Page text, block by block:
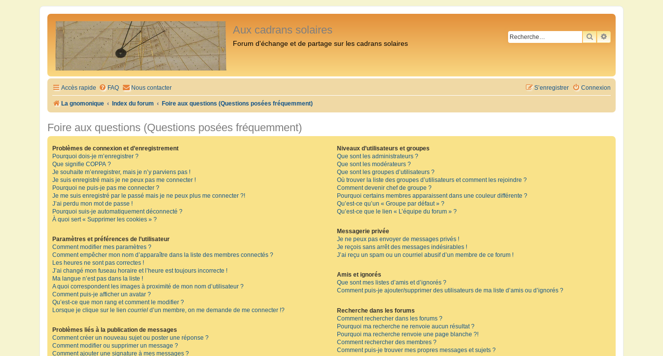
Aux cadrans solaires
Forum d'échange et de partage sur les cadrans solaires
RECHERCHER
RECHERCHE
Accès rapide FAQ Nous contacter Connexion
S’enregistrer
La gnomonique Index du forum Foire aux questions (Questions posées fréquemment)
Foire aux questions (Questions posées fréquemment)
Problèmes de connexion et d’enregistrement
Pourquoi dois-je m’enregistrer ?
Que signifie COPPA ?
Je souhaite m’enregistrer, mais je n’y parviens pas !
Je suis enregistré mais je ne peux pas me connecter !
Pourquoi ne puis-je pas me connecter ?
Je me suis enregistré par le passé mais je ne peux plus me connecter ?!
J’ai perdu mon mot de passe !
Pourquoi suis-je automatiquement déconnecté ?
À quoi sert « Supprimer les cookies » ?
Paramètres et préférences de l’utilisateur
Comment modifier mes paramètres ?
Comment empêcher mon nom d’apparaître dans la liste des membres connectés ?
Les heures ne sont pas correctes !
J’ai changé mon fuseau horaire et l’heure est toujours incorrecte !
Ma langue n’est pas dans la liste !
A quoi correspondent les images à proximité de mon nom d’utilisateur ?
Comment puis-je afficher un avatar ?
Qu’est-ce que mon rang et comment le modifier ?
Lorsque je clique sur le lien courriel d’un membre, on me demande de me connecter !?
Problèmes liés à la publication de messages
Comment créer un nouveau sujet ou poster une réponse ?
Comment modifier ou supprimer un message ?
Comment ajouter une signature à mes messages ?
Niveaux d’utilisateurs et groupes
Que sont les administrateurs ?
Que sont les modérateurs ?
Que sont les groupes d’utilisateurs ?
Où trouver la liste des groupes d’utilisateurs et comment les rejoindre ?
Comment devenir chef de groupe ?
Pourquoi certains membres apparaissent dans une couleur différente ?
Qu’est-ce qu’un « Groupe par défaut » ?
Qu’est-ce que le lien « L’équipe du forum » ?
Messagerie privée
Je ne peux pas envoyer de messages privés !
Je reçois sans arrêt des messages indésirables !
J’ai reçu un spam ou un courriel abusif d’un membre de ce forum !
Amis et ignorés
Que sont mes listes d’amis et d’ignorés ?
Comment puis-je ajouter/supprimer des utilisateurs de ma liste d’amis ou d’ignorés ?
Recherche dans les forums
Comment rechercher dans les forums ?
Pourquoi ma recherche ne renvoie aucun résultat ?
Pourquoi ma recherche renvoie une page blanche ?!
Comment rechercher des membres ?
Comment puis-je trouver mes propres messages et sujets ?